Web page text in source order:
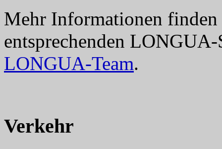
Mehr Informationen
entsprechenden
LONGUA-Team.
Verkehr